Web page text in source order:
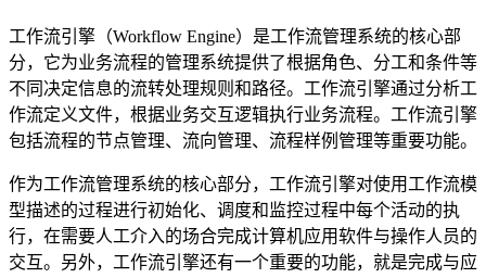
工作流引擎（Workflow Engine）是工作流管理系统的核心部
分，它为业务流程的管理系统提供了根据角色、分工和条件等
不同决定信息的流转处理规则和路径。工作流引擎通过分析工
作流定义文件，根据业务交互逻辑执行业务流程。工作流引擎
包括流程的节点管理、流向管理、流程样例管理等重要功能。
作为工作流管理系统的核心部分，工作流引擎对使用工作流模
型描述的过程进行初始化、调度和监控过程中每个活动的执
行，在需要人工介入的场合完成计算机应用软件与操作人员的
交互。另外，工作流引擎还有一个重要的功能，就是完成与应